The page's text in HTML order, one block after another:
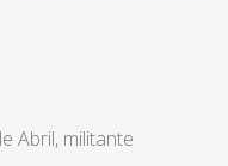
Abril, militante